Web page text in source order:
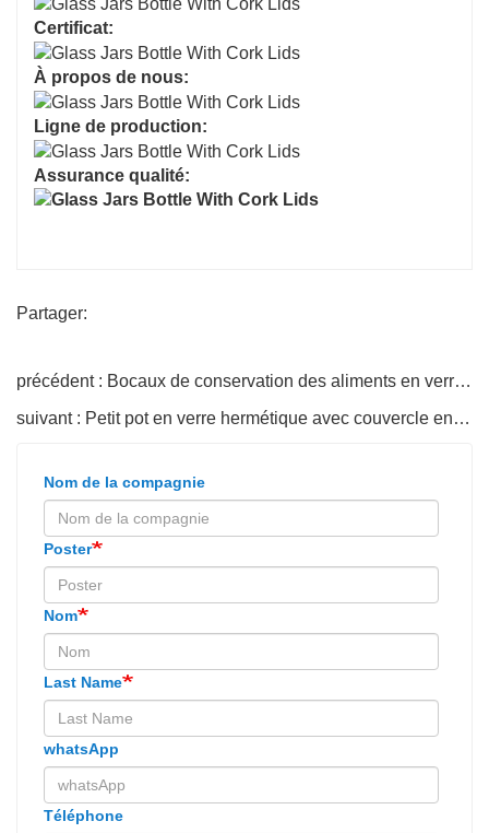
Certificat:
À propos de nous:
Ligne de production:
Assurance qualité:
Partager:
précédent : Bocaux de conservation des aliments en verre avec couvercle en bois
suivant : Petit pot en verre hermétique avec couvercle en bambou
Nom de la compagnie
Poster
Nom
Last Name
whatsApp
Téléphone